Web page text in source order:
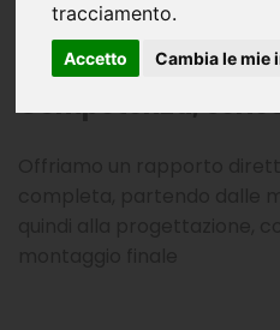
tracciamento.
Accetto Cambia le mie
Giacobbe
Competenza,